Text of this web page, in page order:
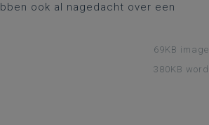
ook al nagedacht over een
69KB image
380KB word